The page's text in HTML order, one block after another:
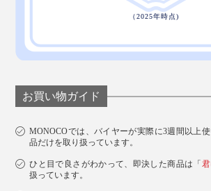
お買い物ガイド
MONOCOでは、バイヤーが実際に3週間以上
品だけを取り扱っています。
ひと目で良さがわかって、即決した商品は「
扱っています。